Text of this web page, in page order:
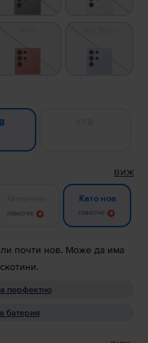
виж
Известие
Като нов
Известие
почти нов. Може да има
перфектно
батерия